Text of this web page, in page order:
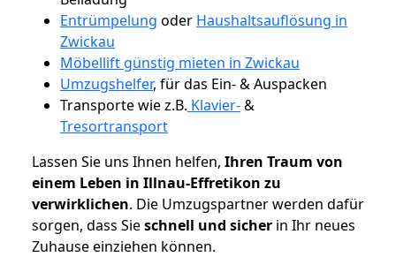
Entrümpelung oder Haushaltsauflösung in
Zwickau
Möbellift günstig mieten in Zwickau
Umzugshelfer, für das Ein- & Auspacken
Transporte wie z.B. Klavier-&
Tresortransport
Lassen Sie uns Ihnen helfen, Ihren Traum von
einem Leben in Illnau-Effretikon zu
verwirklichen. Die Umzugspartner werden dafür
sorgen, dass Sieschnell und sicher in Ihr neues
Zuhause einziehen können.